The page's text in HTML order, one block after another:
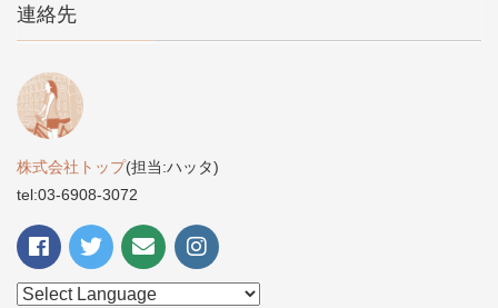
連絡先
株式会社トップ(担当:ハッタ)
tel:03-6908-3072